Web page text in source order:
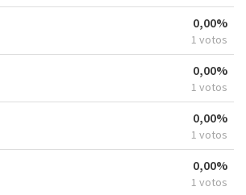
0,00%
1 votos
0,00%
1 votos
0,00%
1 votos
0,00%
1 votos